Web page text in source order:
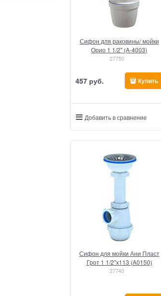
Сифон для раковины/ мойки
Орио 1 1/2" (A-4003)
27750
457 руб. Купить
Добавить в сравнение
Сифон для мойки Ани Пласт
Грот 1 1/2"x113 (A0150)
27740